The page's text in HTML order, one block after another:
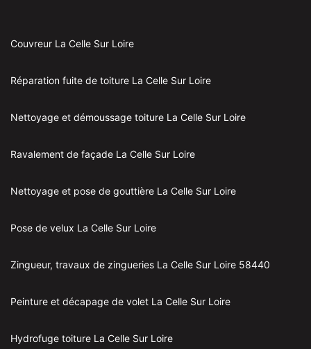
Couvreur La Celle Sur Loire
Réparation fuite de toiture La Celle Sur Loire
Nettoyage et démoussage toiture La Celle Sur Loire
Ravalement de façade La Celle Sur Loire
Nettoyage et pose de gouttière La Celle Sur Loire
Pose de velux La Celle Sur Loire
Zingueur, travaux de zingueries La Celle Sur Loire 58440
Peinture et décapage de volet La Celle Sur Loire
Hydrofuge toiture La Celle Sur Loire